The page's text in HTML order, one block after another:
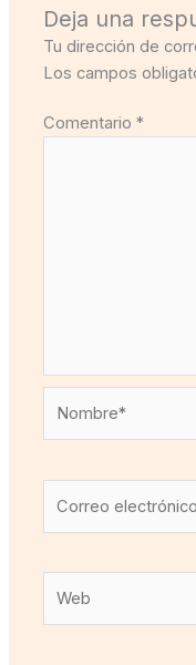
Deja una
Tu dirección de
Los campos
Comentario*
electrónico*